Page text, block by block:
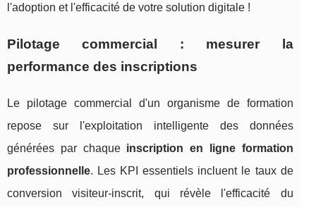
l'adoption et l'efficacité de votre solution digitale !
Pilotage commercial : mesurer la
performance des inscriptions
Le pilotage commercial d'un organisme de formation
repose sur l'exploitation intelligente des données
générées par chaque inscription en ligne formation
professionnelle. Les KPI essentiels incluent le taux de
conversion visiteur-inscrit, qui révèle l'efficacité du